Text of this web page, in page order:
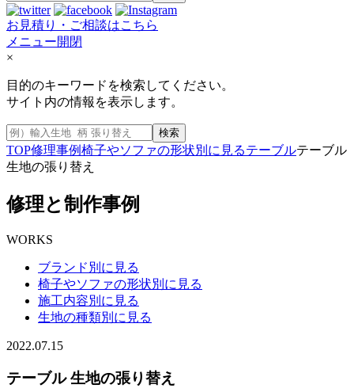
お見積り・ご相談はこちら
メニュー開閉
×
目的のキーワードを検索してください。
サイト内の情報を表示します。
検索
TOP修理事例椅子やソファの形状別に見るテーブルテーブル
生地の張り替え
修理と制作事例
WORKS
ブランド別に見る
椅子やソファの形状別に見る
施工内容別に見る
生地の種類別に見る
2022.07.15
テーブル 生地の張り替え